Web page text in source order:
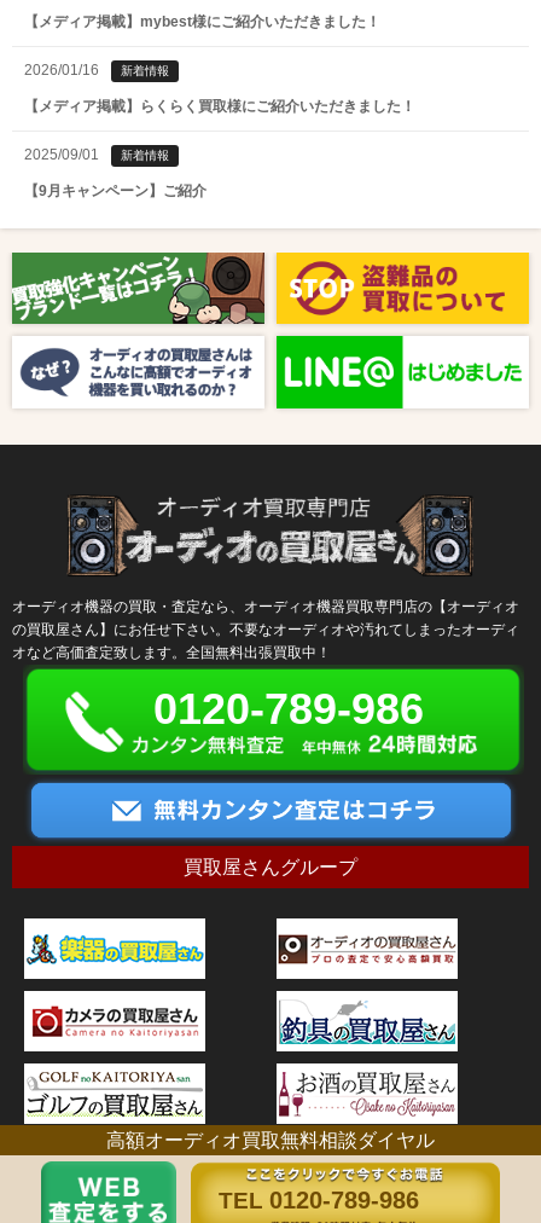
【メディア掲載】mybest様にご紹介いただきました！
2026/01/16 新着情報
【メディア掲載】らくらく買取様にご紹介いただきました！
2025/09/01 新着情報
【9月キャンペーン】ご紹介
【8月キャンペーン】ご紹介
2024/10/04 新着情報
【ラジオ番組放送のお知らせ】
オーディオ機器の買取・査定なら、オーディオ機器買取専門店の【オーディオ
の買取屋さん】にお任せ下さい。不要なオーディオや汚れてしまったオーディ
オなど高価査定致します。全国無料出張買取中！
0120-789-986
買取屋さんグループ
古物営業許可証番号：神奈川県公安委員会 第451310006356号
Copyright © オーディオの買取屋さん All right reserved,
高額オーディオ買取無料相談ダイヤル
TEL0120-789-986